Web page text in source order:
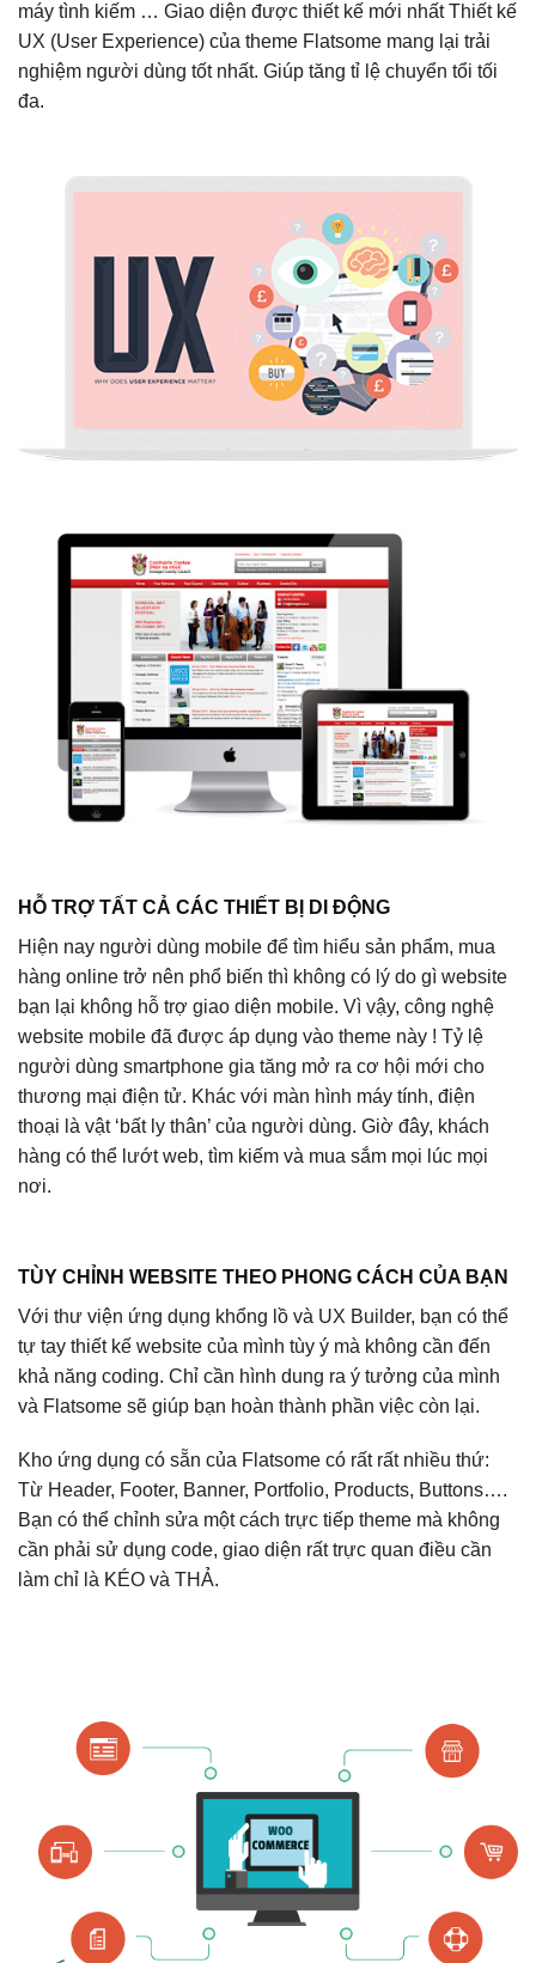
máy tình kiếm … Giao diện được thiết kế mới nhất Thiết kế
UX (User Experience) của theme Flatsome mang lại trải
nghiệm người dùng tốt nhất. Giúp tăng tỉ lệ chuyển tổi tối
đa.
HỖ TRỢ TẤT CẢ CÁC THIẾT BỊ DI ĐỘNG
Hiện nay người dùng mobile để tìm hiểu sản phẩm, mua
hàng online trở nên phổ biến thì không có lý do gì website
bạn lại không hỗ trợ giao diện mobile. Vì vậy, công nghệ
website mobile đã được áp dụng vào theme này ! Tỷ lệ
người dùng smartphone gia tăng mở ra cơ hội mới cho
thương mại điện tử. Khác với màn hình máy tính, điện
thoại là vật ‘bất ly thân’ của người dùng. Giờ đây, khách
hàng có thể lướt web, tìm kiếm và mua sắm mọi lúc mọi
nơi.
TÙY CHỈNH WEBSITE THEO PHONG CÁCH CỦA BẠN
Với thư viện ứng dụng khổng lồ và UX Builder, bạn có thể
tự tay thiết kế website của mình tùy ý mà không cần đến
khả năng coding. Chỉ cần hình dung ra ý tưởng của mình
và Flatsome sẽ giúp bạn hoàn thành phần việc còn lại.
Kho ứng dụng có sẵn của Flatsome có rất rất nhiều thứ:
Từ Header, Footer, Banner, Portfolio, Products, Buttons….
Bạn có thể chỉnh sửa một cách trực tiếp theme mà không
cần phải sử dụng code, giao diện rất trực quan điều cần
làm chỉ là KÉO và THẢ.